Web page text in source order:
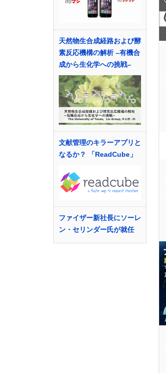
天然物生合成経路および酵
素反応機構の解析 –有機合
成から生化学への挑戦–
文献管理のキラーアプリと
なるか？ 「ReadCube」
ファイザー新社長にソーレ
ン・セリンダー氏が就任